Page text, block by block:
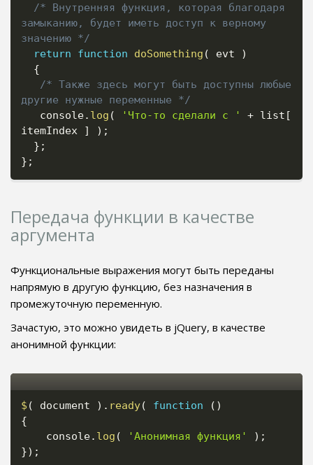
/* Внутренняя функция, которая благодаря
замыканию, будет иметь доступ к верному
значению */
return
function doSomething ( evt
)
{
/* Также здесь могут быть доступны любые
другие нужные переменные */
   console
. log ( 'Что-то сделали с ' + list [
itemIndex
] ) ;
} ;
} ;
Передача функции в качестве
аргумента
Функциональные выражения могут быть переданы
напрямую в другую функцию, без назначения в
промежуточную переменную.
Зачастую, это можно увидеть в jQuery, в качестве
анонимной функции:
$ ( document ) . ready( function ( )
{
    console
. log ( 'Анонимная функция' ) ;
}) ;